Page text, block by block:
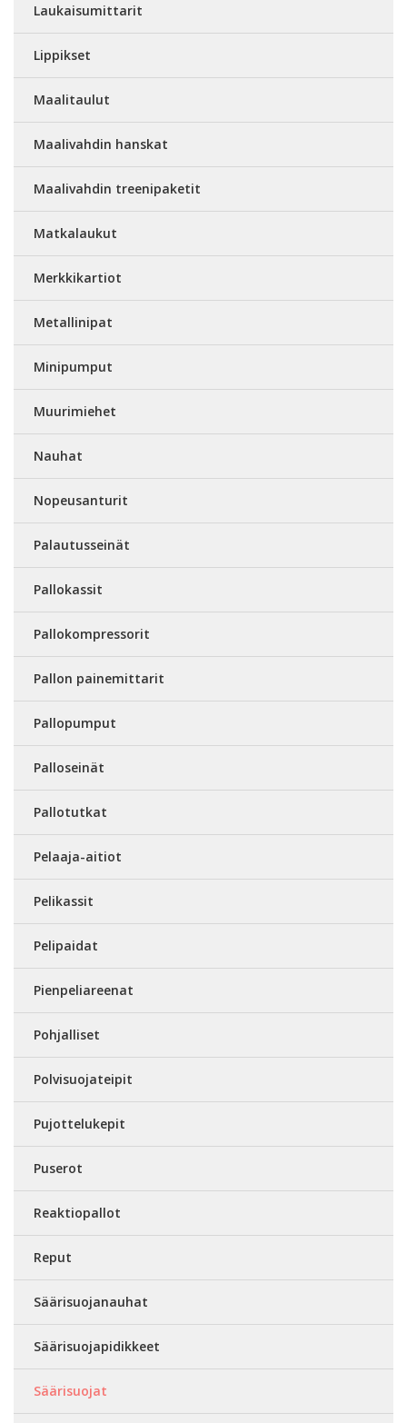
Laukaisumittarit
Lippikset
Maalitaulut
Maalivahdin hanskat
Maalivahdin treenipaketit
Matkalaukut
Merkkikartiot
Metallinipat
Minipumput
Muurimiehet
Nauhat
Nopeusanturit
Palautusseinät
Pallokassit
Pallokompressorit
Pallon painemittarit
Pallopumput
Palloseinät
Pallotutkat
Pelaaja-aitiot
Pelikassit
Pelipaidat
Pienpeliareenat
Pohjalliset
Polvisuojateipit
Pujottelukepit
Puserot
Reaktiopallot
Reput
Säärisuojanauhat
Säärisuojapidikkeet
Säärisuojat